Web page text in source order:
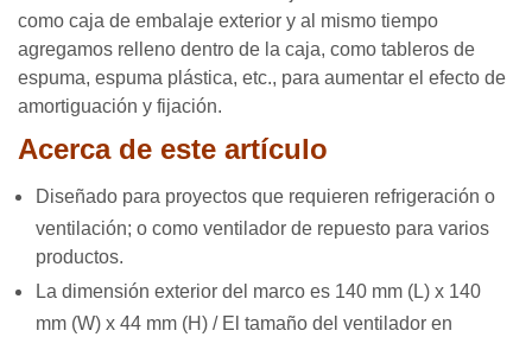
como caja de embalaje exterior y al mismo tiempo
agregamos relleno dentro de la caja, como tableros de
espuma, espuma plástica, etc., para aumentar el efecto de
amortiguación y fijación.
Acerca de este artículo
Diseñado para proyectos que requieren refrigeración o
ventilación; o como ventilador de repuesto para varios
productos.
La dimensión exterior del marco es 140 mm (L) x 140
mm (W) x 44 mm (H) / El tamaño del ventilador en